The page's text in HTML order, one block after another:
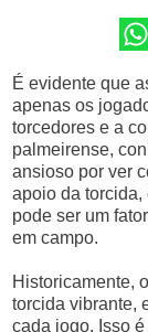
É evidente que
apenas os
torcedores e a
palmeirense,
ansioso por ver
apoio da torcida,
pode ser um
em campo.
Historicamente,
torcida vibrante,
cada jogo. Isso